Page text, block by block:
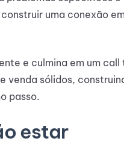
uma conexão
e culmina em um
venda sólidos,
passo.
estar